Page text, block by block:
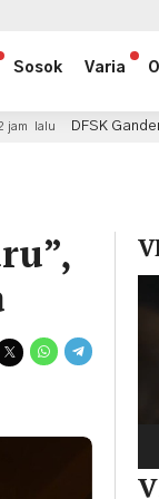
Sosok Varia
EVSafe